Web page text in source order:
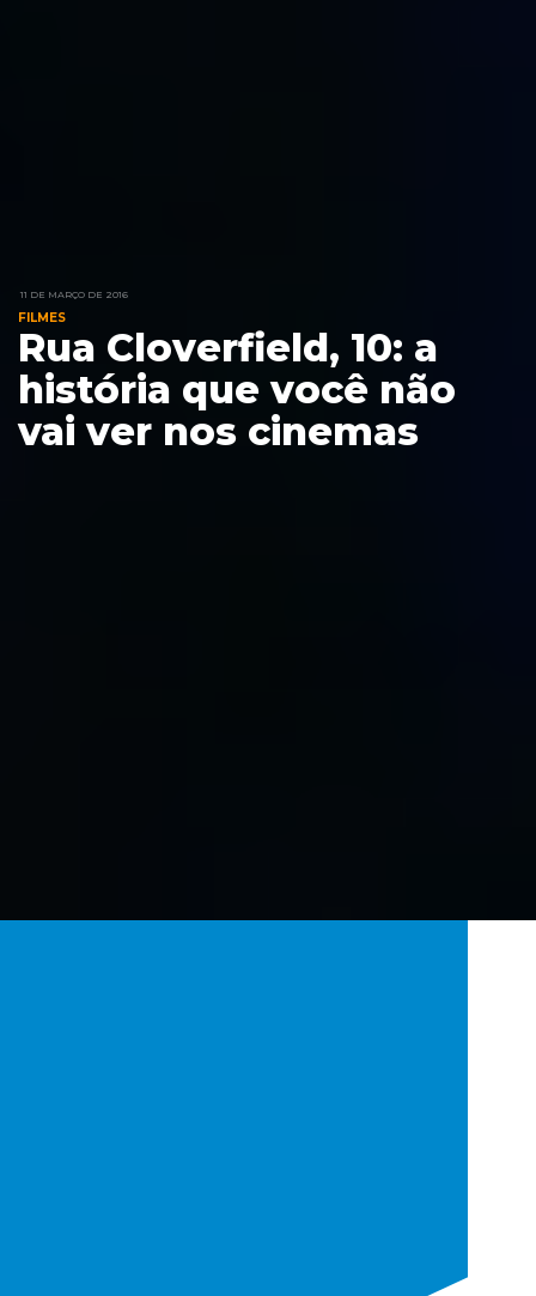
11 DE MARÇO DE 2016
FILMES
Rua Cloverfield, 10: a
história que você não
vai ver nos cinemas